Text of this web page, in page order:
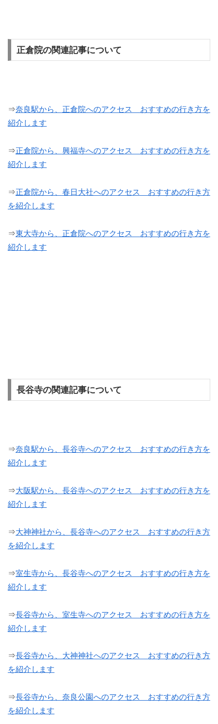
正倉院の関連記事について
⇒奈良駅から、正倉院へのアクセス おすすめの行き方を
紹介します
⇒正倉院から、興福寺へのアクセス おすすめの行き方を
紹介します
⇒正倉院から、春日大社へのアクセス おすすめの行き方
を紹介します
⇒東大寺から、正倉院へのアクセス おすすめの行き方を
紹介します
長谷寺の関連記事について
⇒奈良駅から、長谷寺へのアクセス おすすめの行き方を
紹介します
⇒大阪駅から、長谷寺へのアクセス おすすめの行き方を
紹介します
⇒大神神社から、長谷寺へのアクセス おすすめの行き方
を紹介します
⇒室生寺から、長谷寺へのアクセス おすすめの行き方を
紹介します
⇒長谷寺から、室生寺へのアクセス おすすめの行き方を
紹介します
⇒長谷寺から、大神神社へのアクセス おすすめの行き方
を紹介します
⇒長谷寺から、奈良公園へのアクセス おすすめの行き方
を紹介します